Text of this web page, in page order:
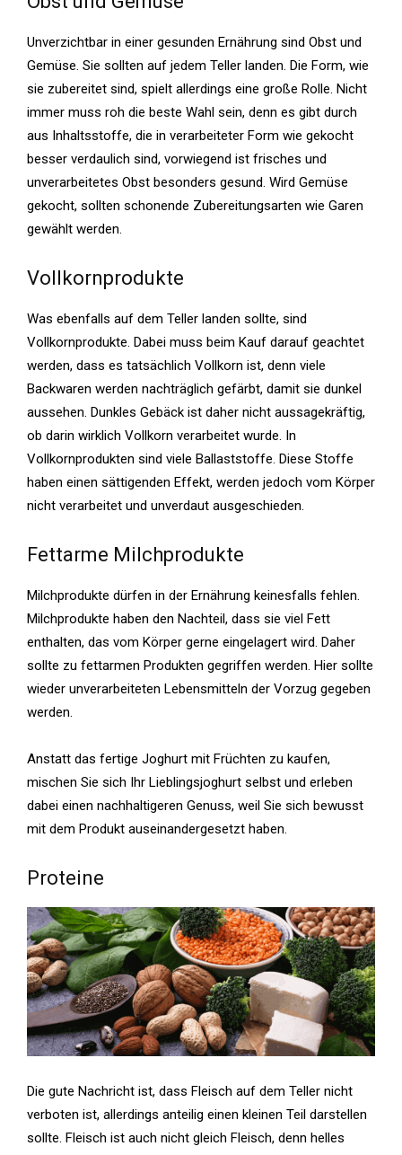
Unverzichtbar in einer gesunden Ernährung sind Obst und
Gemüse. Sie sollten auf jedem Teller landen. Die Form, wie
sie zubereitet sind, spielt allerdings eine große Rolle. Nicht
immer muss roh die beste Wahl sein, denn es gibt durch
aus Inhaltsstoffe, die in verarbeiteter Form wie gekocht
besser verdaulich sind, vorwiegend ist frisches und
unverarbeitetes Obst besonders gesund. Wird Gemüse
gekocht, sollten schonende Zubereitungsarten wie Garen
gewählt werden.
Vollkornprodukte
Was ebenfalls auf dem Teller landen sollte, sind
Vollkornprodukte. Dabei muss beim Kauf darauf geachtet
werden, dass es tatsächlich Vollkorn ist, denn viele
Backwaren werden nachträglich gefärbt, damit sie dunkel
aussehen. Dunkles Gebäck ist daher nicht aussagekräftig,
ob darin wirklich Vollkorn verarbeitet wurde. In
Vollkornprodukten sind viele Ballaststoffe. Diese Stoffe
haben einen sättigenden Effekt, werden jedoch vom Körper
nicht verarbeitet und unverdaut ausgeschieden.
Fettarme Milchprodukte
Milchprodukte dürfen in der Ernährung keinesfalls fehlen.
Milchprodukte haben den Nachteil, dass sie viel Fett
enthalten, das vom Körper gerne eingelagert wird. Daher
sollte zu fettarmen Produkten gegriffen werden. Hier sollte
wieder unverarbeiteten Lebensmitteln der Vorzug gegeben
werden.
Anstatt das fertige Joghurt mit Früchten zu kaufen,
mischen Sie sich Ihr Lieblingsjoghurt selbst und erleben
dabei einen nachhaltigeren Genuss, weil Sie sich bewusst
mit dem Produkt auseinandergesetzt haben.
Proteine
Die gute Nachricht ist, dass Fleisch auf dem Teller nicht
verboten ist, allerdings anteilig einen kleinen Teil darstellen
sollte. Fleisch ist auch nicht gleich Fleisch, denn helles